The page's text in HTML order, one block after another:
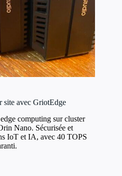
site avec GriotEdge
computing sur cluster
Nano. Sécurisée et
IoT et IA, avec 40 TOPS